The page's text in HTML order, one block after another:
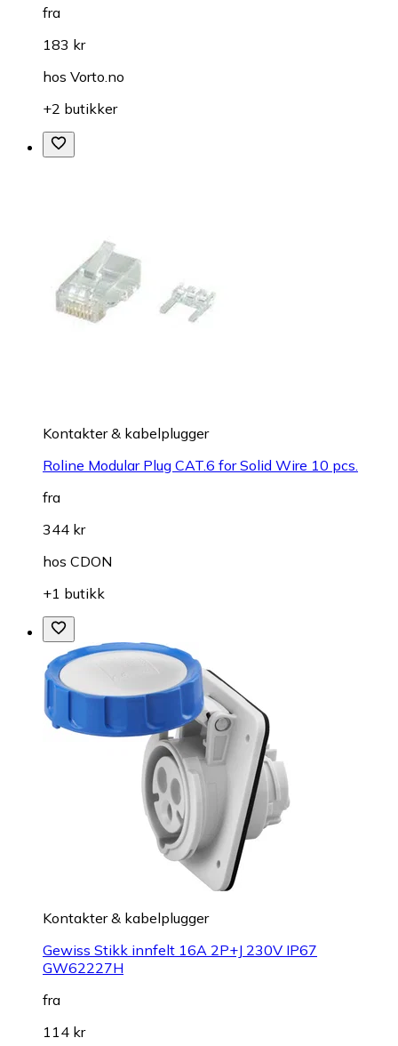
fra
183 kr
hos Vorto.no
+2 butikker
Kontakter & kabelplugger
Roline Modular Plug CAT.6 for Solid Wire 10 pcs.
fra
344 kr
hos CDON
+1 butikk
Kontakter & kabelplugger
Gewiss Stikk innfelt 16A 2P+J 230V IP67
GW62227H
fra
114 kr